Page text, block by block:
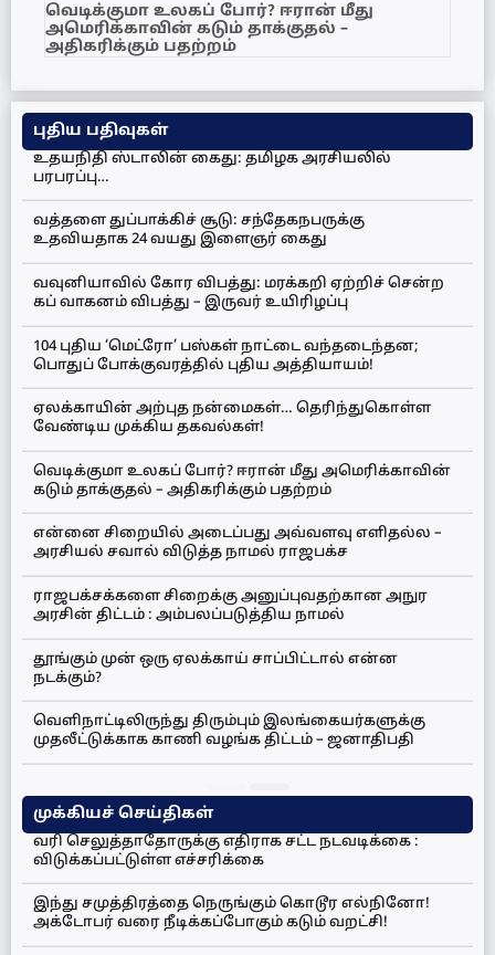
வெடிக்குமா உலகப் போர்? ஈரான் மீது
அமெரிக்காவின் கடும் தாக்குதல் –
அதிகரிக்கும் பதற்றம்
புதிய பதிவுகள்
உதயநிதி ஸ்டாலின் கைது: தமிழக அரசியலில்
பரபரப்பு…
வத்தளை துப்பாக்கிச் சூடு: சந்தேகநபருக்கு
உதவியதாக 24 வயது இளைஞர் கைது
வவுனியாவில் கோர விபத்து: மரக்கறி ஏற்றிச் சென்ற
கப் வாகனம் விபத்து – இருவர் உயிரிழப்பு
104 புதிய ‘மெட்ரோ’ பஸ்கள் நாட்டை வந்தடைந்தன;
பொதுப் போக்குவரத்தில் புதிய அத்தியாயம்!
ஏலக்காயின் அற்புத நன்மைகள்… தெரிந்துகொள்ள
வேண்டிய முக்கிய தகவல்கள்!
வெடிக்குமா உலகப் போர்? ஈரான் மீது அமெரிக்காவின்
கடும் தாக்குதல் – அதிகரிக்கும் பதற்றம்
என்னை சிறையில் அடைப்பது அவ்வளவு எளிதல்ல –
அரசியல் சவால் விடுத்த நாமல் ராஜபக்ச
ராஜபக்சக்களை சிறைக்கு அனுப்புவதற்கான அநுர
அரசின் திட்டம் : அம்பலப்படுத்திய நாமல்
தூங்கும் முன் ஒரு ஏலக்காய் சாப்பிட்டால் என்ன
நடக்கும்?
வெளிநாட்டிலிருந்து திரும்பும் இலங்கையர்களுக்கு
முதலீட்டுக்காக காணி வழங்க திட்டம் – ஜனாதிபதி
முக்கியச் செய்திகள்
வரி செலுத்தாதோருக்கு எதிராக சட்ட நடவடிக்கை :
விடுக்கப்பட்டுள்ள எச்சரிக்கை
இந்து சமுத்திரத்தை நெருங்கும் கொடூர எல்நினோ!
அக்டோபர் வரை நீடிக்கப்போகும் கடும் வறட்சி!